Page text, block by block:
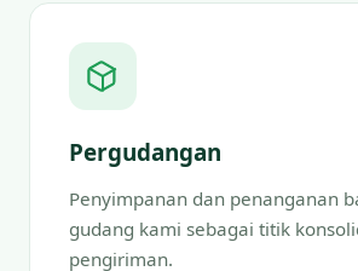
Pergudangan
Penyimpanan dan penanganan
gudang kami sebagai titik
pengiriman.